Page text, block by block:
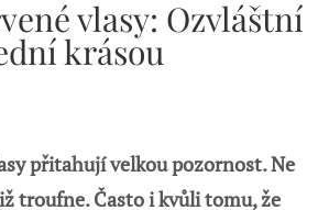
vlasy: Ozvláštní
krásou
přitahují velkou pozornost. Ne
troufne. Často i kvůli tomu, že